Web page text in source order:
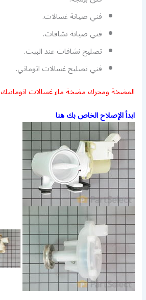
فني صيانة غسالات.
فني صيانة نشافات.
تصليح نشافات عند البيت.
فني تصليح غسالات اتوماتي.
المضخة ومحرك مضخة ماء غسالات اتوماتيك
ابدأ الإصلاح الخاص بك هنا